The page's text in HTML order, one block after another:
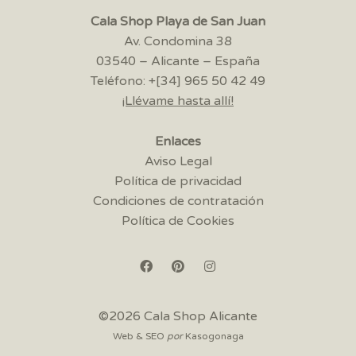
Cala Shop Playa de San Juan
Av. Condomina 38
03540 – Alicante – España
Teléfono: +[34] 965 50 42 49
¡Llévame hasta allí!
Enlaces
Aviso Legal
Política de privacidad
Condiciones de contratación
Política de Cookies
©2026 Cala Shop Alicante
Web & SEO por Kasogonaga